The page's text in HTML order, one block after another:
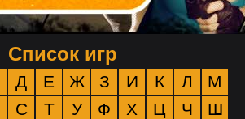
Список игр
Д Е Ж З И К Л
М
С Т У Ф Х Ц Ч
Ш